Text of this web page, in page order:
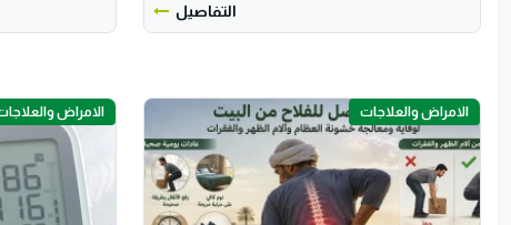
التفاصيل
الامراض والعلاجات الامراض